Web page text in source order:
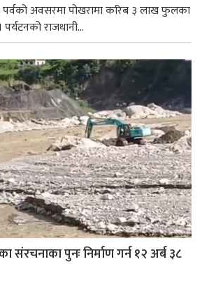
पर्वको अवसरमा पोखरामा करिब ३ लाख फुलका
राजधानी...
संरचनाका पुनः निर्माण गर्न १२ अर्ब ३८